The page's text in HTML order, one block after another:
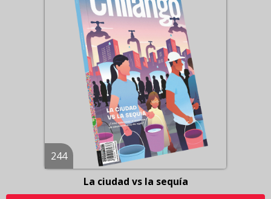
244
La ciudad vs la sequía